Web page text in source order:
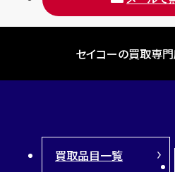
セイコーの買取専門
買取品目一覧